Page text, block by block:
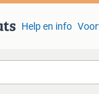
Help en info